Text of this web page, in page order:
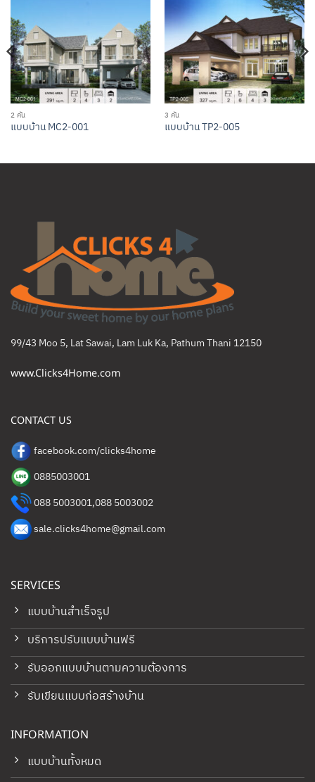
2 คัน
แบบบ้าน MC2-001
3 คัน
แบบบ้าน TP2-005
99/43 Moo 5, Lat Sawai, Lam Luk Ka, Pathum Thani 12150
www.Clicks4Home.com
SERVICES
แบบบ้านสำเร็จรูป
บริการปรับแบบบ้านฟรี
รับออกแบบบ้านตามความต้องการ
รับเขียนแบบก่อสร้างบ้าน
INFORMATION
แบบบ้านทั้งหมด
CONTACT US
facebook.com/clicks4home
0885003001
088 5003001,088 5003002
sale.clicks4home@gmail.com